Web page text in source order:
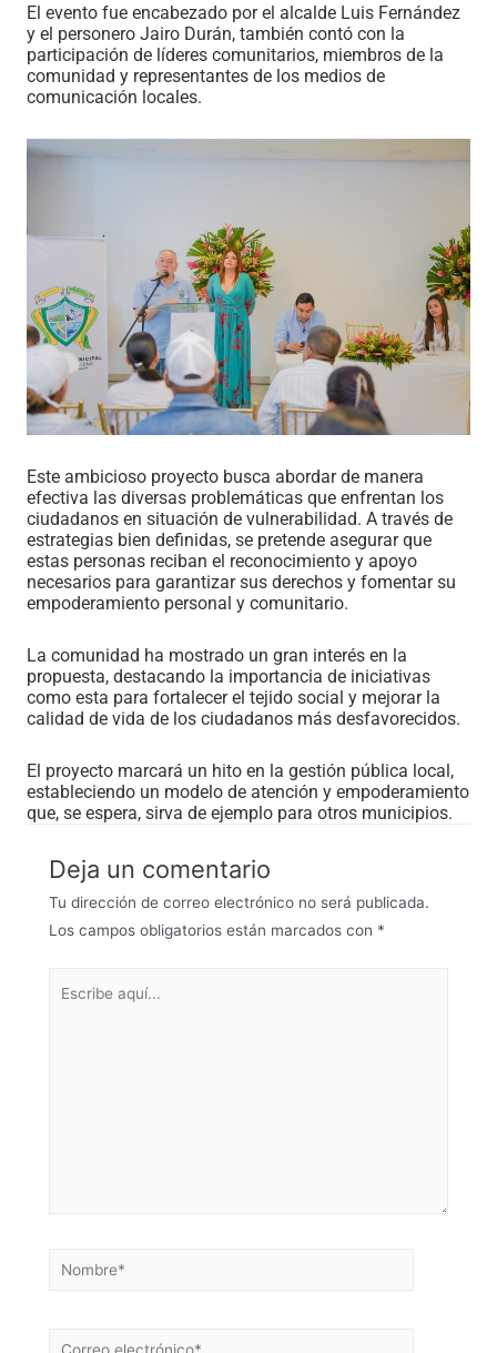
El evento fue encabezado por el alcalde Luis Fernández
y el personero Jairo Durán, también contó con la
participación de líderes comunitarios, miembros de la
comunidad y representantes de los medios de
comunicación locales.
Este ambicioso proyecto busca abordar de manera
efectiva las diversas problemáticas que enfrentan los
ciudadanos en situación de vulnerabilidad. A través de
estrategias bien definidas, se pretende asegurar que
estas personas reciban el reconocimiento y apoyo
necesarios para garantizar sus derechos y fomentar su
empoderamiento personal y comunitario.
La comunidad ha mostrado un gran interés en la
propuesta, destacando la importancia de iniciativas
como esta para fortalecer el tejido social y mejorar la
calidad de vida de los ciudadanos más desfavorecidos.
El proyecto marcará un hito en la gestión pública local,
estableciendo un modelo de atención y empoderamiento
que, se espera, sirva de ejemplo para otros municipios.
Deja un comentario
Tu dirección de correo electrónico no será publicada.
Los campos obligatorios están marcados con *